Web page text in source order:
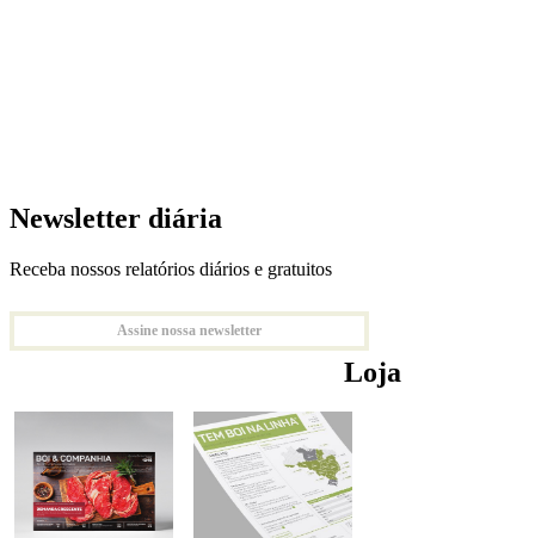
Newsletter diária
Receba nossos relatórios diários e gratuitos
Assine nossa newsletter
Loja